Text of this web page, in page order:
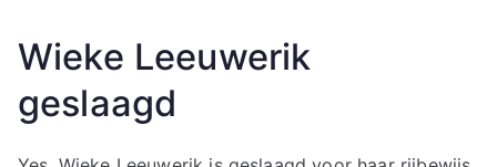
Wieke Leeuwerik
geslaagd